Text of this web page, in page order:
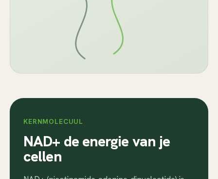
KERNMOLECUUL
NAD+ de energie van je
cellen